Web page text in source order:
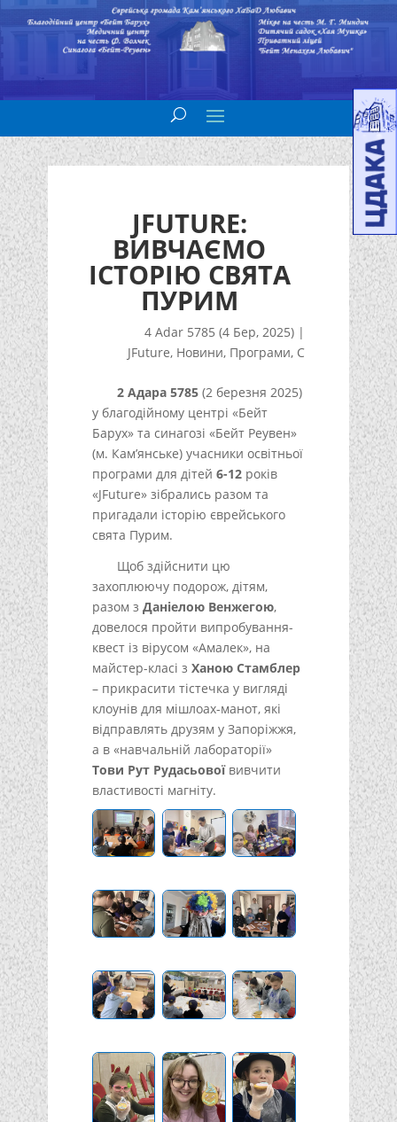
JFUTURE:
ВИВЧАЄМО
ІСТОРІЮ СВЯТА
ПУРИМ
4 Adar 5785 (4 Бер, 2025) |
JFuture, Новини, Програми, С
2 Aдaрa 5785(2 березня 2025)
у благодійному центрі «Бейт
Барух» та синагозі «Бейт Реувен»
(м. Кам’янське) учасники освітньої
програми для дітей 6-12років
«JFuture» зібрались разом та
пригадали історію єврейського
свята Пурим.
Щоб здійснити цю
захоплюючу подорож, дітям,
разом з Даніелою Венжегою,
довелося пройти випробування-
квест із вірусом «Амалек», на
майстер-класі з Ханою Стамблер
– прикрасити тістечка у вигляді
клоунів для мішлоах-манот, які
відправлять друзям у Запоріжжя,
а в «навчальній лабораторії»
Тови Рут Рудасьовоївивчити
властивості магніту.